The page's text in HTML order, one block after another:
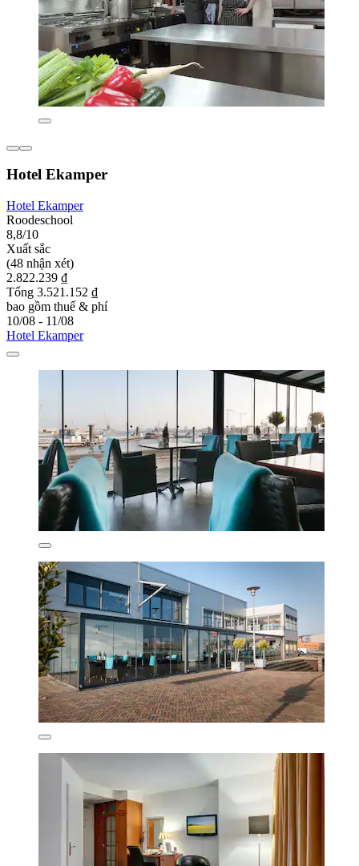
Hotel Ekamper
Hotel Ekamper
Roodeschool
8,8/10
Xuất sắc
(48 nhận xét)
2.822.239 ₫
Tổng 3.521.152 ₫
bao gồm thuế & phí
10/08 - 11/08
Hotel Ekamper